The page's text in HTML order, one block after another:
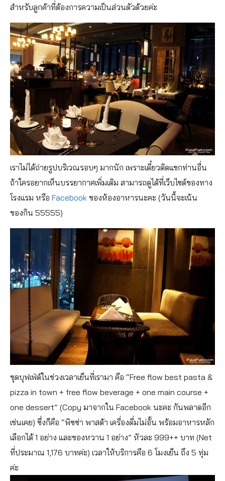
สำหรับลูกค้าที่ต้องการความเป็นส่วนตัวด้วยค่ะ
เราไม่ได้ถ่ายรูปบริเวณรอบๆ มากนัก เพราะเดี๋ยวติดแขกท่านอื่น
ถ้าใครอยากเห็นบรรยากาศเพิ่มเติม สามารถดูได้ที่เว็บไซต์ของทาง
โรงแรม หรือ Facebook ของห้องอาหารนะคะ (วันนี้จะเน้น
ของกิน 55555)
ชุดบุฟเฟ่ต์ในช่วงเวลาเย็นที่เรามา คือ “Free flow best pasta &
pizza in town + free flow beverage + one main course +
one dessert” (Copy มาจากใน Facebook นะคะ กันพลาดอีก
เช่นเคย) ซึ่งก็คือ “พิซซ่า พาสต้า เครื่องดื่มไม่อั้น พร้อมอาหารหลัก
เลือกได้ 1 อย่าง และของหวาน 1 อย่าง” หัวละ 999++ บาท (Net
ที่ประมาณ 1,176 บาทค่ะ) เวลาให้บริการคือ 6 โมงเย็น ถึง 5 ทุ่ม
ค่ะ